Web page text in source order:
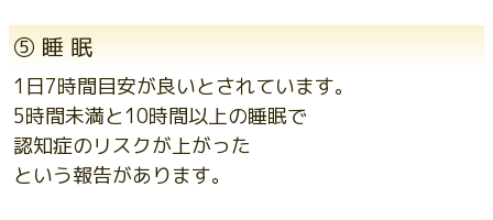
⑤ 睡 眠
1日7時間目安が良いとされています。
5時間未満と10時間以上の睡眠で
認知症のリスクが上がった
という報告があります。